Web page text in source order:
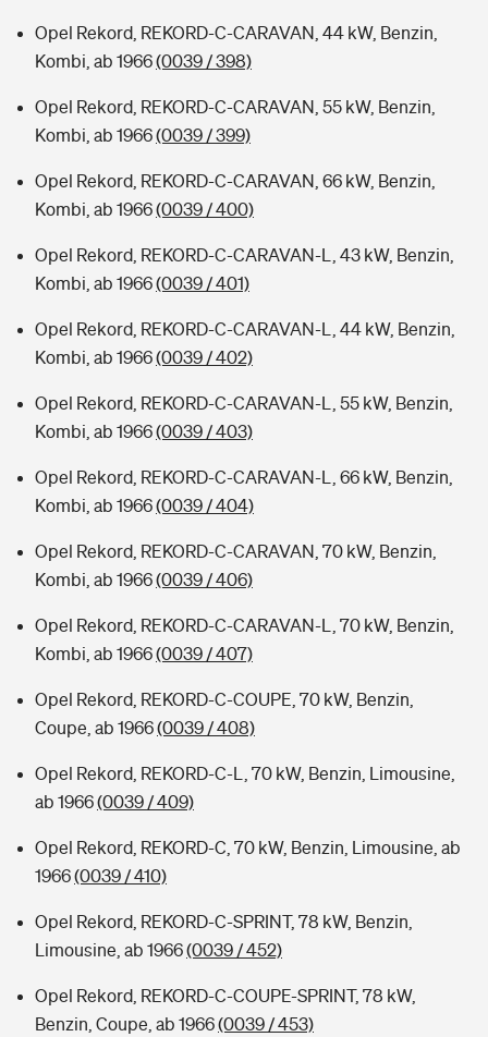
Opel Rekord, REKORD-C-CARAVAN, 44 kW, Benzin,
Kombi, ab 1966(0039 / 398)
Opel Rekord, REKORD-C-CARAVAN, 55 kW, Benzin,
Kombi, ab 1966(0039 / 399)
Opel Rekord, REKORD-C-CARAVAN, 66 kW, Benzin,
Kombi, ab 1966(0039 / 400)
Opel Rekord, REKORD-C-CARAVAN-L, 43 kW, Benzin,
Kombi, ab 1966(0039 / 401)
Opel Rekord, REKORD-C-CARAVAN-L, 44 kW, Benzin,
Kombi, ab 1966(0039 / 402)
Opel Rekord, REKORD-C-CARAVAN-L, 55 kW, Benzin,
Kombi, ab 1966(0039 / 403)
Opel Rekord, REKORD-C-CARAVAN-L, 66 kW, Benzin,
Kombi, ab 1966(0039 / 404)
Opel Rekord, REKORD-C-CARAVAN, 70 kW, Benzin,
Kombi, ab 1966(0039 / 406)
Opel Rekord, REKORD-C-CARAVAN-L, 70 kW, Benzin,
Kombi, ab 1966(0039 / 407)
Opel Rekord, REKORD-C-COUPE, 70 kW, Benzin,
Coupe, ab 1966(0039 / 408)
Opel Rekord, REKORD-C-L, 70 kW, Benzin, Limousine,
ab 1966(0039 / 409)
Opel Rekord, REKORD-C, 70 kW, Benzin, Limousine, ab
1966(0039 / 410)
Opel Rekord, REKORD-C-SPRINT, 78 kW, Benzin,
Limousine, ab 1966(0039 / 452)
Opel Rekord, REKORD-C-COUPE-SPRINT, 78 kW,
Benzin, Coupe, ab 1966(0039 / 453)